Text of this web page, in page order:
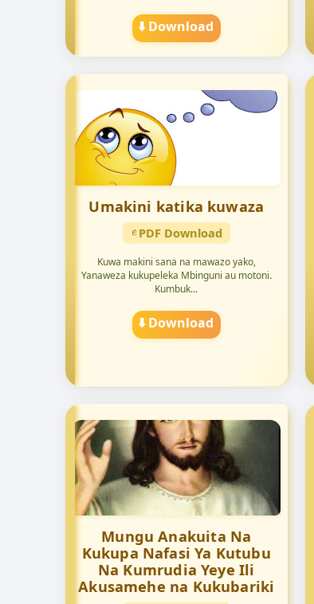
⬇️ Download
Umakini katika kuwaza
PDF Download
Kuwa makini sana na mawazo yako,
Yanaweza kukupeleka Mbinguni au motoni.
Kumbuk...
⬇️ Download
Mungu Anakuita Na
Kukupa Nafasi Ya Kutubu
Na Kumrudia Yeye Ili
Akusamehe na Kukubariki